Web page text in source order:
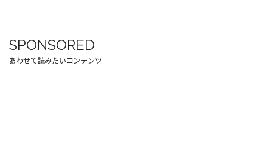
SPONSORED
あわせて読みたいコンテンツ